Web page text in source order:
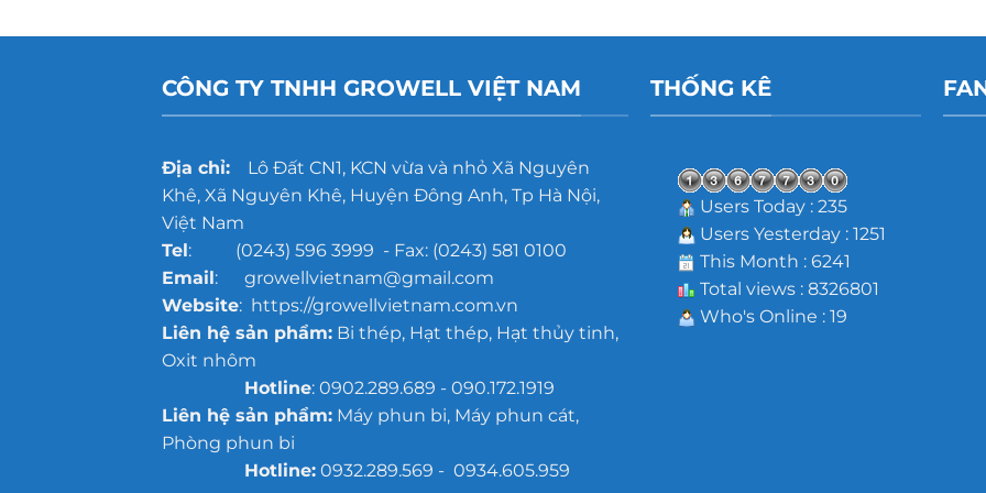
CÔNG TY TNHH GROWELL VIỆT NAM
Địa chỉ:Lô Đất CN1, KCN vừa và nhỏ Xã Nguyên
Khê, Xã Nguyên Khê, Huyện Đông Anh, Tp Hà Nội,
Việt Nam
Tel: (0243) 596 3999 - Fax: (0243) 581 0100
Email: growellvietnam@gmail.com
Website: https://growellvietnam.com.vn
Liên hệ sản phẩm:Bi thép, Hạt thép, Hạt thủy tinh,
Oxit nhôm
Hotline: 0902.289.689 - 090.172.1919
Liên hệ sản phẩm:Máy phun bi, Máy phun cát,
Phòng phun bi
Hotline:0932.289.569 - 0934.605.959
THỐNG KÊ
Users Today : 235
Users Yesterday : 1251
This Month : 6241
Total views : 8326801
Who's Online : 19